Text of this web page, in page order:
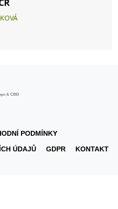
PODMÍNKY
ÚDAJŮ
GDPR KONTAKT